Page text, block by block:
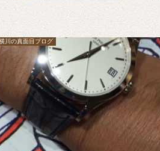
川の真面目ブログ